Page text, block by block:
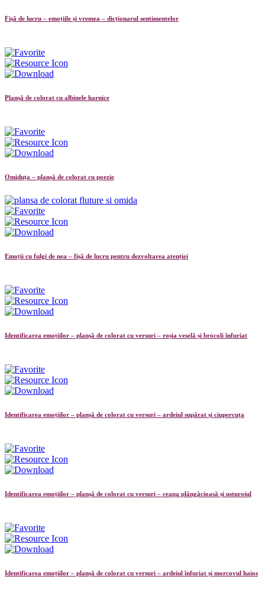
Fișă de lucru – emoțiile și vremea – dicționarul sentimentelor
Planșă de colorat cu albinele harnice
Omiduța – planșă de colorat cu poezie
Emoții cu fulgi de nea – fișă de lucru pentru dezvoltarea atenției
Identificarea emoțiilor – planșă de colorat cu versuri – roșia veselă și brocoli înfuriat
Identificarea emoțiilor – planșă de colorat cu versuri – ardeiul supărat și ciupercuța
Identificarea emoțiilor – planșă de colorat cu versuri – ceapa plângăcioasă și usturoiul
Identificarea emoțiilor – planșă de colorat cu versuri – ardeiul înfuriat și morcovul haios